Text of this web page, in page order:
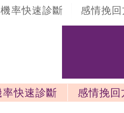
率快速診斷 感情挽
快速診斷
感情挽